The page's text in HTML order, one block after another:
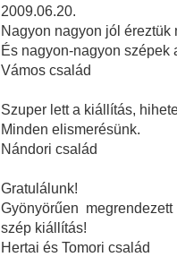
2009.06.20.
Nagyon nagyon jól éreztük
És nagyon-nagyon szépek
Vámos család
Szuper lett a kiállítás,
Minden elismerésünk.
Nándori család
Gratulálunk!
Gyönyörűen
szép kiállítás!
Hertai és Tomori család